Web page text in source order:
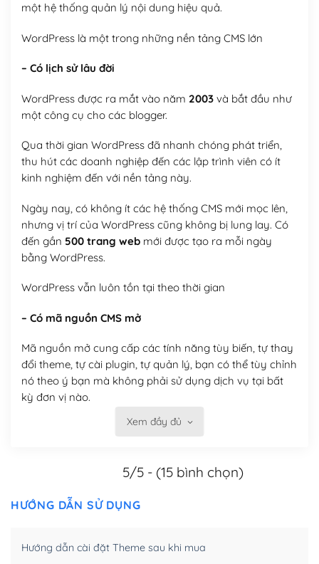
một hệ thống quản lý nội dung hiệu quả.
WordPress là một trong những nền tảng CMS lớn
– Có lịch sử lâu đời
WordPress được ra mắt vào năm 2003và bắt đầu như
một công cụ cho các blogger.
Qua thời gian WordPress đã nhanh chóng phát triển,
thu hút các doanh nghiệp đến các lập trình viên có ít
kinh nghiệm đến với nền tảng này.
Ngày nay, có không ít các hệ thống CMS mới mọc lên,
nhưng vị trí của WordPress cũng không bị lung lay. Có
đến gần 500 trang webmới được tạo ra mỗi ngày
bằng WordPress.
WordPress vẫn luôn tồn tại theo thời gian
– Có mã nguồn CMS mở
Mã nguồn mở cung cấp các tính năng tùy biến, tự thay
đổi theme, tự cài plugin, tự quản lý, bạn có thể tùy chỉnh
nó theo ý bạn mà không phải sử dụng dịch vụ tại bất
kỳ đơn vị nào.
Việc của bạn là đăng ký một tên miền và hosting để
Có thể tùy biến trên website WordPress
– Thân thiện với công cụ tìm kiếm
WordPress bao gồm nhiều công cụ và plugin để tối ưu
Xem đầy đủ
5/5 - (15 bình chọn)
HƯỚNG DẪN SỬ DỤNG
Hướng dẫn cài đặt Theme sau khi mua